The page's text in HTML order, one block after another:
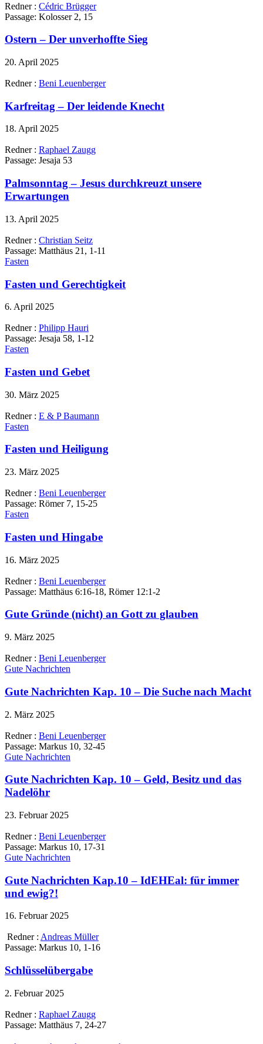
Redner : Cédric Brügger
Passage: Kolosser 2, 15
Ostern – Der unverhoffte Sieg
20. April 2025
Redner : Beni Leuenberger
Karfreitag – Der leidende Knecht
18. April 2025
Redner : Raphael Zaugg
Passage: Jesaja 53
Palmsonntag – Jesus durchkreuzt unsere
Erwartungen
13. April 2025
Redner : Christian Seitz
Passage: Matthäus 21, 1-11
Fasten
Fasten und Gerechtigkeit
6. April 2025
Redner : Philipp Hauri
Passage: Jesaja 58, 1-12
Fasten
Fasten und Gebet
30. März 2025
Redner : E & P Baumann
Fasten
Fasten und Heiligung
23. März 2025
Redner : Beni Leuenberger
Passage: Römer 7, 15-25
Fasten
Fasten und Hingabe
16. März 2025
Redner : Beni Leuenberger
Passage: Matthäus 6:16-18, Römer 12:1-2
Gute Gründe (nicht) an Gott zu glauben
9. März 2025
Redner : Beni Leuenberger
Gute Nachrichten
Gute Nachrichten Kap. 10 – Die Suche nach Macht
2. März 2025
Redner : Beni Leuenberger
Passage: Markus 10, 32-45
Gute Nachrichten
Gute Nachrichten Kap. 10 – Geld, Besitz und das
Nadelöhr
23. Februar 2025
Redner : Beni Leuenberger
Passage: Markus 10, 17-31
Gute Nachrichten
Gute Nachrichten Kap.10 – IdEHEal: für immer
und ewig?!
16. Februar 2025
Redner : Andreas Müller
Passage: Markus 10, 1-16
Schlüsselübergabe
2. Februar 2025
Redner : Raphael Zaugg
Passage: Matthäus 7, 24-27